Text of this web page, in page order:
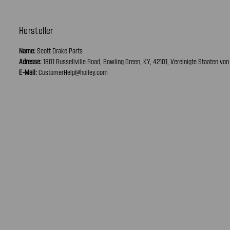
Hersteller
Name:Scott Drake Parts
Adresse:1801 Russellville Road, Bowling Green, KY, 42101, Vereinigte Staaten
E-Mail:CustomerHelp@holley.com